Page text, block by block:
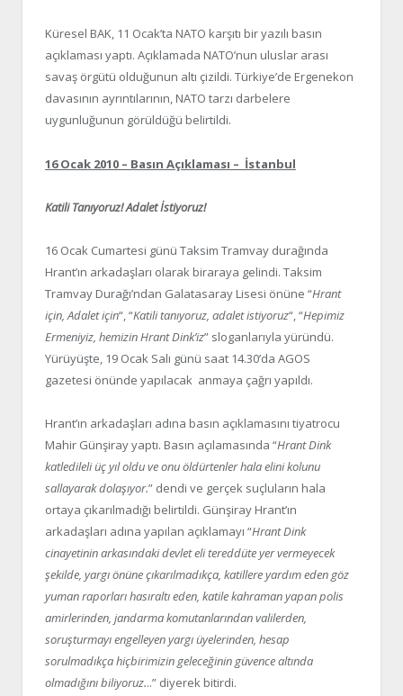
Küresel BAK, 11 Ocak’ta NATO karşıtı bir yazılı basın
açıklaması yaptı. Açıklamada NATO’nun uluslar arası
savaş örgütü olduğunun altı çizildi. Türkiye’de Ergenekon
davasının ayrıntılarının, NATO tarzı darbelere
uygunluğunun görüldüğü belirtildi.
16 Ocak 2010 – Basın Açıklaması – İstanbul
Katili Tanıyoruz! Adalet İstiyoruz!
16 Ocak Cumartesi günü Taksim Tramvay durağında
Hrant’ın arkadaşları olarak biraraya gelindi. Taksim
Tramvay Durağı’ndan Galatasaray Lisesi önüne “Hrant
için, Adalet için“, “Katili tanıyoruz, adalet istiyoruz“, “Hepimiz
Ermeniyiz, hemizin Hrant Dink’iz” sloganlarıyla yüründü.
Yürüyüşte, 19 Ocak Salı günü saat 14.30’da AGOS
gazetesi önünde yapılacak anmaya çağrı yapıldı.
Hrant’ın arkadaşları adına basın açıklamasını tiyatrocu
Mahir Günşiray yaptı. Basın açılamasında “Hrant Dink
katledileli üç yıl oldu ve onu öldürtenler hala elini kolunu
sallayarak dolaşıyor.” dendi ve gerçek suçluların hala
ortaya çıkarılmadığı belirtildi. Günşiray Hrant’ın
arkadaşları adına yapılan açıklamayı “Hrant Dink
cinayetinin arkasındaki devlet eli tereddüte yer vermeyecek
şekilde, yargı önüne çıkarılmadıkça, katillere yardım eden göz
yuman raporları hasıraltı eden, katile kahraman yapan polis
amirlerinden, jandarma komutanlarından valilerden,
soruşturmayı engelleyen yargı üyelerinden, hesap
sorulmadıkça hiçbirimizin geleceğinin güvence altında
olmadığını biliyoruz...” diyerek bitirdi.